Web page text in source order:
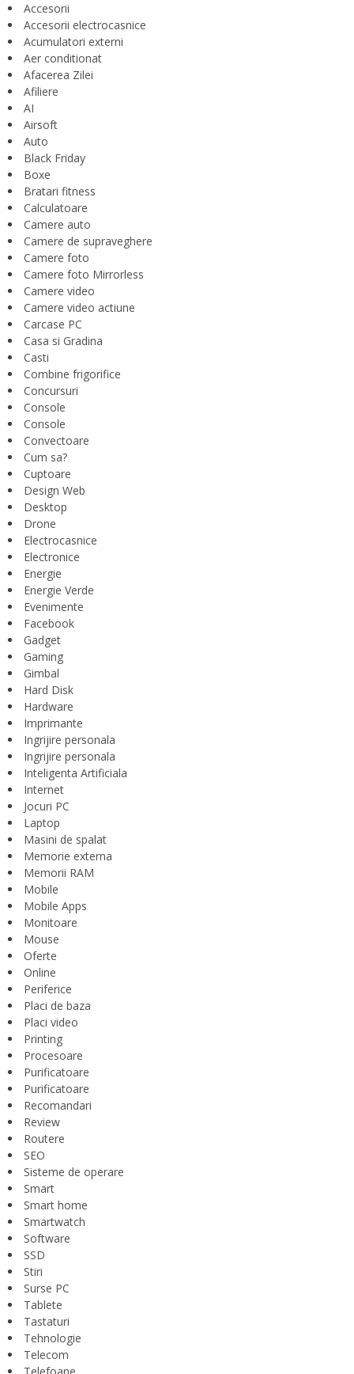
Accesorii
Accesorii electrocasnice
Acumulatori externi
Aer conditionat
Afacerea Zilei
Afiliere
AI
Airsoft
Auto
Black Friday
Boxe
Bratari fitness
Calculatoare
Camere auto
Camere de supraveghere
Camere foto
Camere foto Mirrorless
Camere video
Camere video actiune
Carcase PC
Casa si Gradina
Casti
Combine frigorifice
Concursuri
Console
Console
Convectoare
Cum sa?
Cuptoare
Design Web
Desktop
Drone
Electrocasnice
Electronice
Energie
Energie Verde
Evenimente
Facebook
Gadget
Gaming
Gimbal
Hard Disk
Hardware
Imprimante
Ingrijire personala
Ingrijire personala
Inteligenta Artificiala
Internet
Jocuri PC
Laptop
Masini de spalat
Memorie externa
Memorii RAM
Mobile
Mobile Apps
Monitoare
Mouse
Oferte
Online
Periferice
Placi de baza
Placi video
Printing
Procesoare
Purificatoare
Purificatoare
Recomandari
Review
Routere
SEO
Sisteme de operare
Smart
Smart home
Smartwatch
Software
SSD
Stiri
Surse PC
Tablete
Tastaturi
Tehnologie
Telecom